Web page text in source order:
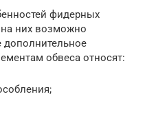
фидерных
на них возможно
дополнительное
обвеса относят: